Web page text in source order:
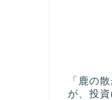
「鹿の
が、投